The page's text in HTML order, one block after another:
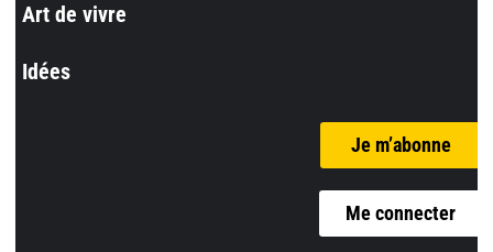
Art de vivre
Idées
Je m’abonne
Me connecter